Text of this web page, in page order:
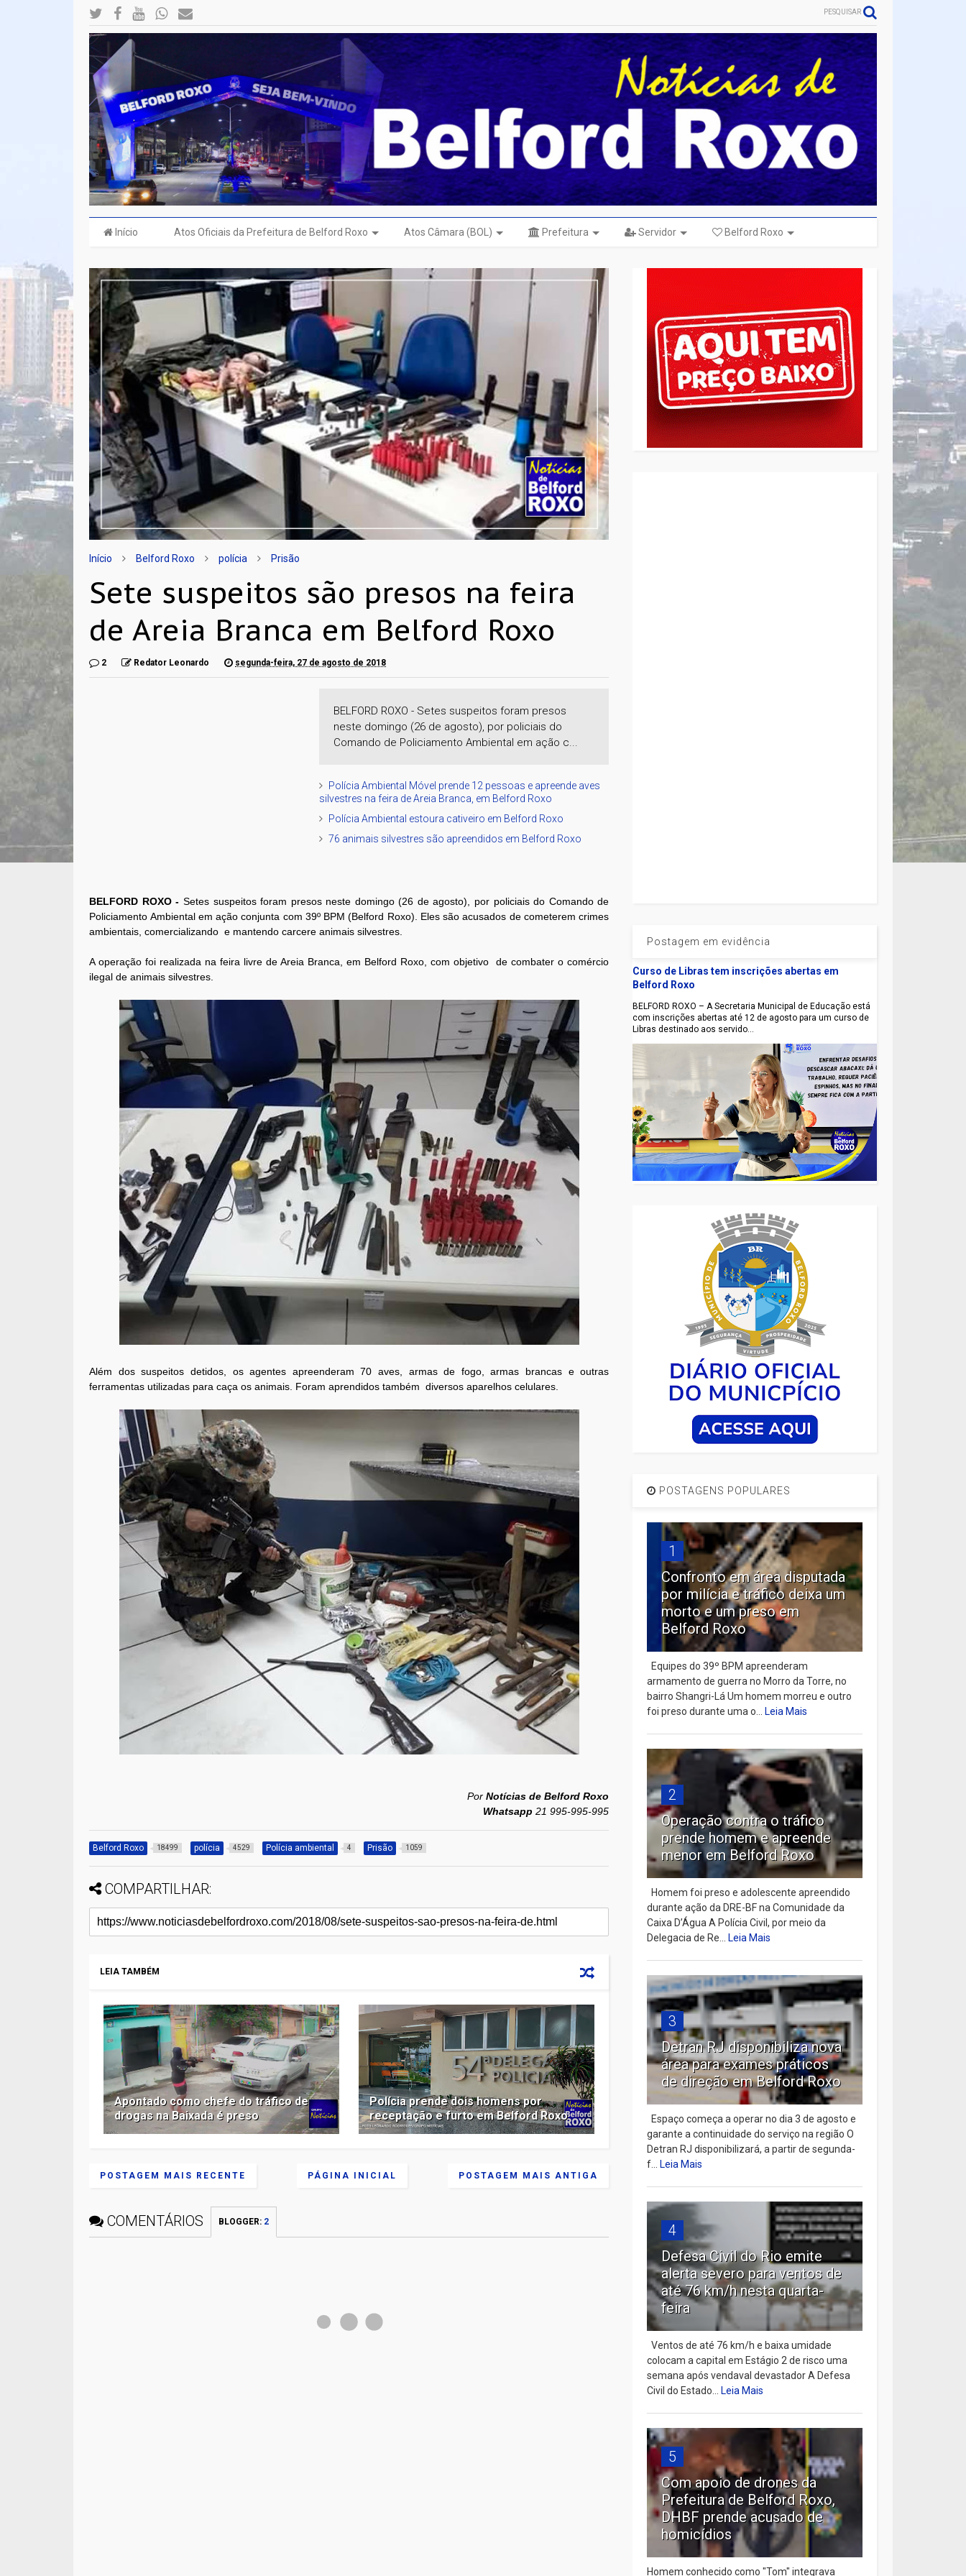
PESQUISAR
Início Atos Oficiais da Prefeitura de Belford Roxo Atos Câmara (BOL) Prefeitura Servidor Belford Roxo
Início Belford Roxo polícia Prisão
Sete suspeitos são presos na feira
de Areia Branca em Belford Roxo
2 Redator Leonardo segunda-feira, 27 de agosto de 2018
BELFORD ROXO - Setes suspeitos foram presos
neste domingo (26 de agosto), por policiais do
Comando de Policiamento Ambiental em ação c...
Polícia Ambiental Móvel prende 12 pessoas e apreende aves
silvestres na feira de Areia Branca, em Belford Roxo
Polícia Ambiental estoura cativeiro em Belford Roxo
76 animais silvestres são apreendidos em Belford Roxo
BELFORD ROXO - Setes suspeitos foram presos neste domingo (26 de agosto), por policiais do Comando de
Policiamento Ambiental em ação conjunta com 39º BPM (Belford Roxo). Eles são acusados de cometerem crimes
ambientais, comercializando e mantendo carcere animais silvestres.
A operação foi realizada na feira livre de Areia Branca, em Belford Roxo, com objetivo de combater o comércio
ilegal de animais silvestres.
Além dos suspeitos detidos, os agentes apreenderam 70 aves, armas de fogo, armas brancas e outras
ferramentas utilizadas para caça os animais. Foram aprendidos também diversos aparelhos celulares.
PorNotícias de Belford Roxo
Whatsapp21 995-995-995
Belford Roxo 18499 polícia 4529 Polícia ambiental 4 Prisão 1059
COMPARTILHAR:
LEIA TAMBÉM
Apontado como chefe do tráfico de
drogas na Baixada é preso
Polícia prende dois homens por
receptação e furto em Belford Roxo
POSTAGEM MAIS RECENTE POSTAGEM MAIS ANTIGA
PÁGINA INICIAL
COMENTÁRIOS BLOGGER: 2
Postagem em evidência
Curso de Libras tem inscrições abertas em
Belford Roxo
BELFORD ROXO – A Secretaria Municipal de Educação está
com inscrições abertas até 12 de agosto para um curso de
Libras destinado aos servido...
POSTAGENS POPULARES
1
Confronto em área disputada
por milícia e tráfico deixa um
morto e um preso em
Belford Roxo
Equipes do 39º BPM apreenderam
armamento de guerra no Morro da Torre, no
bairro Shangri-Lá Um homem morreu e outro
foi preso durante uma o...Leia Mais
2
Operação contra o tráfico
prende homem e apreende
menor em Belford Roxo
Homem foi preso e adolescente apreendido
durante ação da DRE-BF na Comunidade da
Caixa D’Água A Polícia Civil, por meio da
Delegacia de Re...Leia Mais
3
Detran RJ disponibiliza nova
área para exames práticos
de direção em Belford Roxo
Espaço começa a operar no dia 3 de agosto e
garante a continuidade do serviço na região O
Detran RJ disponibilizará, a partir de segunda-
f...Leia Mais
4
Defesa Civil do Rio emite
alerta severo para ventos de
até 76 km/h nesta quarta-
feira
Ventos de até 76 km/h e baixa umidade
colocam a capital em Estágio 2 de risco uma
semana após vendaval devastador A Defesa
Civil do Estado...Leia Mais
5
Com apoio de drones da
Prefeitura de Belford Roxo,
DHBF prende acusado de
homicídios
Homem conhecido como "Tom" integrava